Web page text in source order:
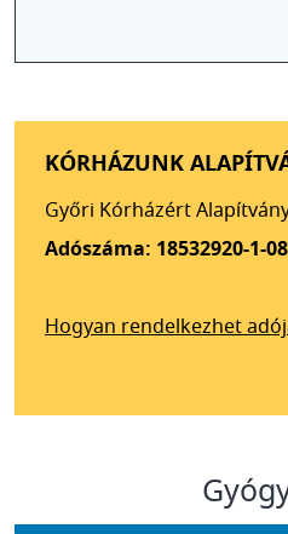
KÓRHÁZUNK
Győri Kórházért
Adószáma: 18532920-1-08
Hogyan rendelkezhet